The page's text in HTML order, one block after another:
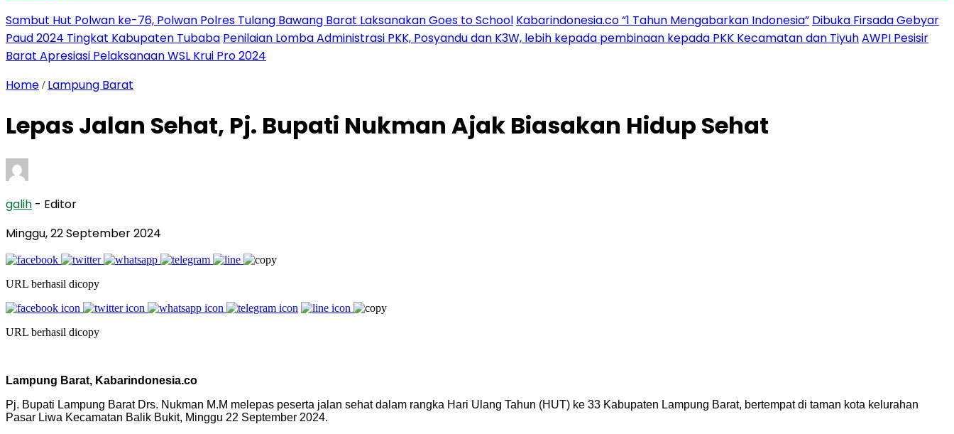
Sambut Hut Polwan ke-76, Polwan Polres Tulang Bawang Barat Laksanakan Goes to School Kabarindonesia.co “1 Tahun Mengabarkan Indonesia” Dibuka Firsada Gebyar
Paud 2024 Tingkat Kabupaten Tubaba Penilaian Lomba Administrasi PKK, Posyandu dan K3W, lebih kepada pembinaan kepada PKK Kecamatan dan TiyuhAWPI Pesisir
Barat Apresiasi Pelaksanaan WSL Krui Pro 2024
Home / Lampung Barat
Lepas Jalan Sehat, Pj. Bupati Nukman Ajak Biasakan Hidup Sehat
galih - Editor
Minggu, 22 September 2024
URL berhasil dicopy
URL berhasil dicopy
Lampung Barat, Kabarindonesia.co
Pj. Bupati Lampung Barat Drs. Nukman M.M melepas peserta jalan sehat dalam rangka Hari Ulang Tahun (HUT) ke 33 Kabupaten Lampung Barat, bertempat di taman kota kelurahan
Pasar Liwa Kecamatan Balik Bukit, Minggu 22 September 2024.